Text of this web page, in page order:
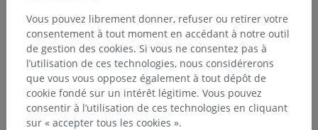
Signaler un problème
TÉLÉCHARGEZ L'APPLI
Vous pouvez librement donner, refuser ou retirer votre
consentement à tout moment en accédant à notre outil
de gestion des cookies. Si vous ne consentez pas à
l’utilisation de ces technologies, nous considérerons
que vous vous opposez également à tout dépôt de
cookie fondé sur un intérêt légitime. Vous pouvez
consentir à l’utilisation de ces technologies en cliquant
sur « accepter tous les cookies ».